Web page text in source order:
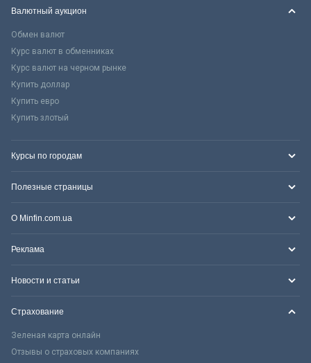
Валютный аукцион
Обмен валют
Курс валют в обменниках
Курс валют на черном рынке
Купить доллар
Купить евро
Купить злотый
Курсы по городам
Полезные страницы
О Minfin.com.ua
Реклама
Новости и статьи
Страхование
Зеленая карта онлайн
Отзывы о страховых компаниях